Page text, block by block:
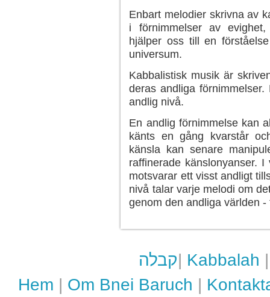
Enbart melodier skrivna av
i förnimmelser av
hjälper oss till en
universum.
Kabbalistisk musik är
deras andliga
andlig nivå.
En andlig förnimmelse kan
känts en gång kvarstår
känsla kan senare
raffinerade känslonyanser.
motsvarar ett visst andligt
nivå talar varje melodi om
genom den andliga världen
קבלה Kabbalah
Hem
Om Bnei Baruch